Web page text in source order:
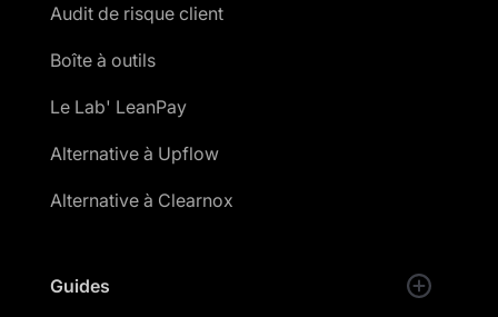
Audit de risque client
Boîte à outils
Le Lab' LeanPay
Alternative à Upflow
Alternative à Clearnox
Guides